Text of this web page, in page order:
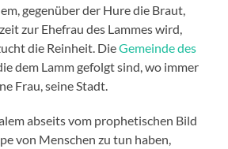
gegenüber der Hure die Braut,
zur Ehefrau des Lammes wird,
die Reinheit. DieGemeinde des
dem Lamm gefolgt sind, wo immer
Frau, seine Stadt.
abseits vom prophetischen Bild
von Menschen zu tun haben,